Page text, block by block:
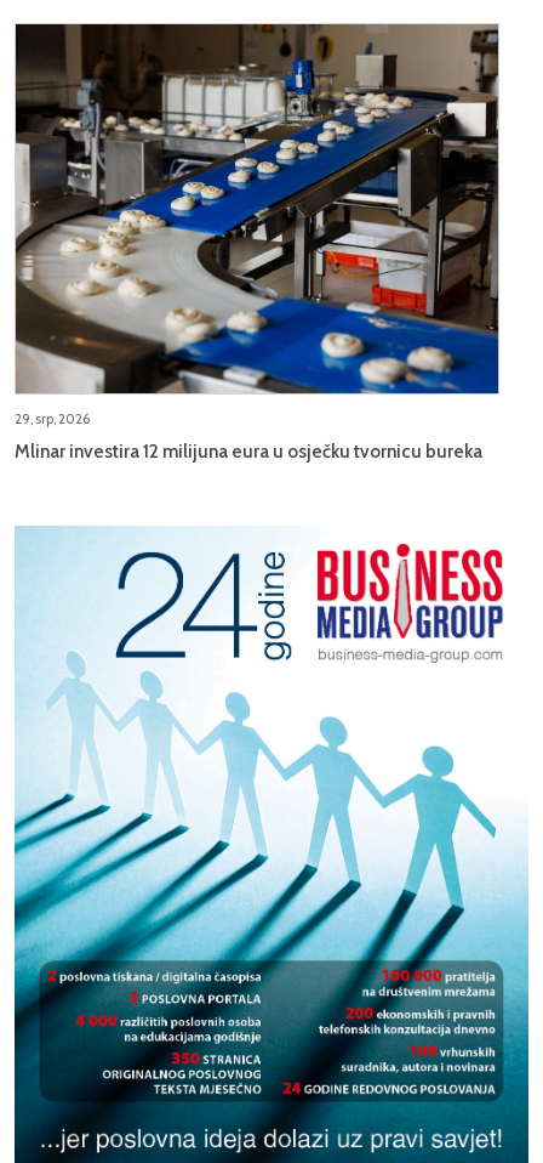
29, srp, 2026
Mlinar investira 12 milijuna eura u osječku tvornicu bureka